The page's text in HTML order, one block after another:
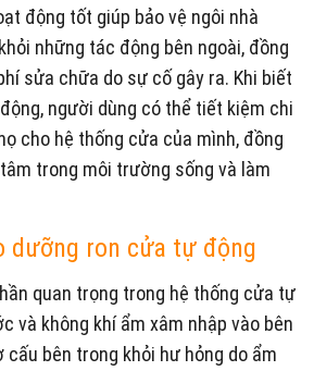
động tốt giúp bảo vệ ngôi nhà
những tác động bên ngoài, đồng
sửa chữa do sự cố gây ra. Khi biết
người dùng có thể tiết kiệm chi
cho hệ thống cửa của mình, đồng
trong môi trường sống và làm
dưỡng ron cửa tự động
quan trọng trong hệ thống cửa tự
và không khí ẩm xâm nhập vào bên
cấu bên trong khỏi hư hỏng do ẩm